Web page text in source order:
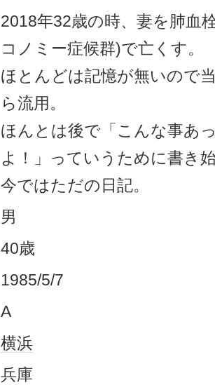
2018年32歳の時、妻を肺血
コノミー症候群)で亡くす。
ほとんどは記憶が無いので
ら流用。
ほんとは後で「こんな事あ
よ！」っていうために書き
今ではただの日記。
男
40歳
1985/5/7
A
横浜
兵庫